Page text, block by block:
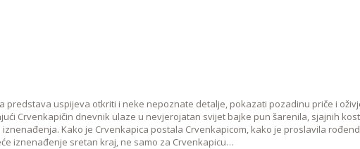
predstava uspijeva otkriti i neke nepoznate detalje, pokazati pozadinu priče i
Crvenkapičin dnevnik ulaze u nevjerojatan svijet bajke pun šarenila, sjajnih
Kako je Crvenkapica postala Crvenkapicom, kako je proslavila
iznenađenje sretan kraj, ne samo za Crvenkapicu…